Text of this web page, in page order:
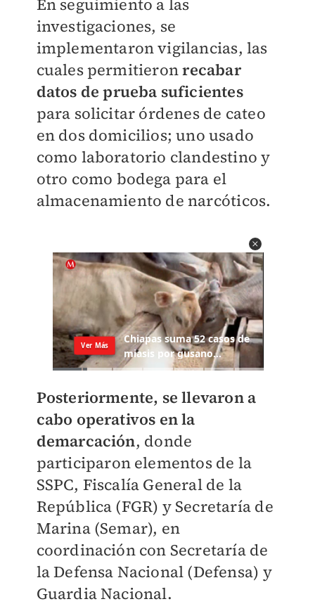
En seguimiento a las
investigaciones, se
implementaron vigilancias, las
cuales permitieronrecabar
datos de prueba suficientes
para solicitar órdenes de cateo
en dos domicilios; uno usado
como laboratorio clandestino y
otro como bodega para el
almacenamiento de narcóticos.
Posteriormente, se llevaron a
cabo operativos en la
demarcación, donde
participaron elementos de la
SSPC, Fiscalía General de la
República (FGR) y Secretaría de
Marina (Semar), en
coordinación con Secretaría de
la Defensa Nacional (Defensa) y
Guardia Nacional.